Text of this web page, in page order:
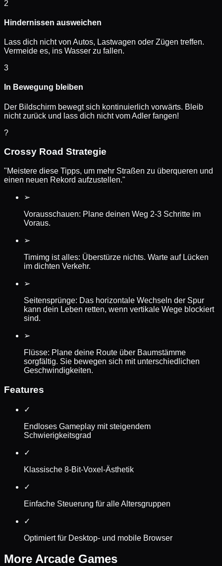
2
Hindernissen ausweichen
Lass dich nicht von Autos, Lastwagen oder Zügen treffen.
Vermeide es, ins Wasser zu fallen.
3
In Bewegung bleiben
Der Bildschirm bewegt sich kontinuierlich vorwärts. Bleib
nicht zurück und lass dich nicht vom Adler fangen!
?
Crossy Road Strategie
"Meistere diese Tipps, um mehr Straßen zu überqueren und
einen neuen Rekord aufzustellen."
➢
Vorausschauen: Plane deinen Weg 2-3 Schritte im
Voraus.
➢
Timimg ist alles: Überstürze nichts. Warte auf Lücken
im dichten Verkehr.
➢
Seitensprünge: Das horizontale Wechseln der Spur
kann dein Leben retten, wenn vertikale Wege blockiert
sind.
➢
Flüsse: Plane deine Route über Baumstämme
sorgfältig. Sie bewegen sich mit unterschiedlichen
Geschwindigkeiten.
Features
✓
Endloses Gameplay mit steigendem
Schwierigkeitsgrad
✓
Klassische 8-Bit-Voxel-Ästhetik
✓
Einfache Steuerung für alle Altersgruppen
✓
Optimiert für Desktop- und mobile Browser
More Arcade Games